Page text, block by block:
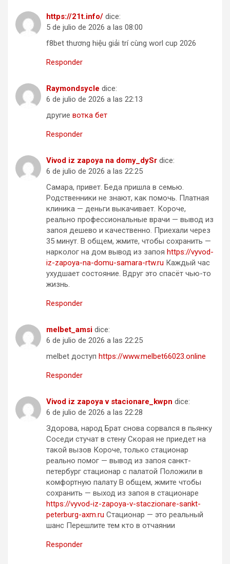
https://21t.info/ dice:
5 de julio de 2026 a las 08:00
f8bet thương hiệu giải trí cùng worl cup 2026
Responder
Raymondsycle dice:
6 de julio de 2026 a las 22:13
другие вотка бет
Responder
Vivod iz zapoya na domy_dySr dice:
6 de julio de 2026 a las 22:25
Самара, привет. Беда пришла в семью.
Родственники не знают, как помочь. Платная
клиника — деньги выкачивает. Короче,
реально профессиональные врачи — вывод из
запоя дешево и качественно. Приехали через
35 минут. В общем, жмите, чтобы сохранить —
нарколог на дом вывод из запоя https://vyvod-
iz-zapoya-na-domu-samara-rtw.ru Каждый час
ухудшает состояние. Вдруг это спасёт чью-то
жизнь.
Responder
melbet_amsi dice:
6 de julio de 2026 a las 22:25
melbet доступ https://www.melbet66023.online
Responder
Vivod iz zapoya v stacionare_kwpn dice:
6 de julio de 2026 a las 22:28
Здорова, народ Брат снова сорвался в пьянку
Соседи стучат в стену Скорая не приедет на
такой вызов Короче, только стационар
реально помог — вывод из запоя санкт-
петербург стационар с палатой Положили в
комфортную палату В общем, жмите чтобы
сохранить — выход из запоя в стационаре
https://vyvod-iz-zapoya-v-staczionare-sankt-
peterburg-axm.ru Стационар — это реальный
шанс Перешлите тем кто в отчаянии
Responder